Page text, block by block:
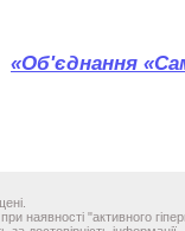
«Об'єднання
наявності "активного